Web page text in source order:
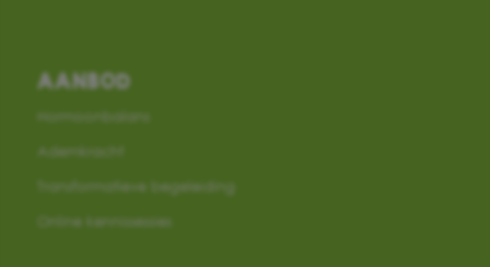
AANBOD
Hormoonbalans
Ademkracht
Transformatieve begeleiding
Online kennissessies